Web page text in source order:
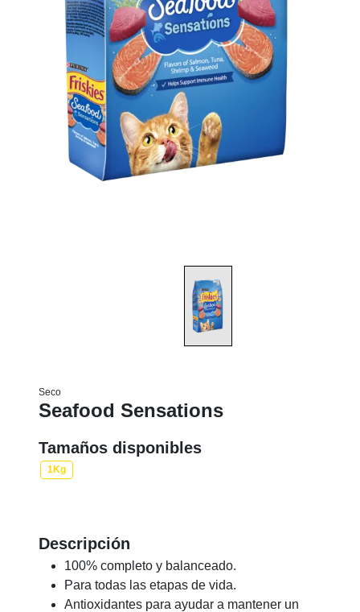
Seco
Seafood Sensations
Tamaños disponibles
1Kg
Descripción
100% completo y balanceado.
Para todas las etapas de vida.
Antioxidantes para ayudar a mantener un